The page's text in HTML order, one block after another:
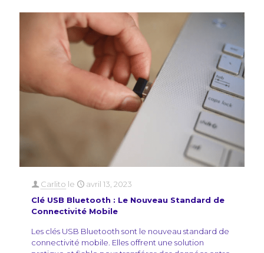
Carlito le
avril 13, 2023
Clé USB Bluetooth : Le Nouveau Standard de
Connectivité Mobile
Les clés USB Bluetooth sont le nouveau standard de
connectivité mobile. Elles offrent une solution